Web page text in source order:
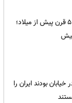
گستره امپراتوری ایران در ۵ قرن پیش از میلاد؛
بودند ایران را